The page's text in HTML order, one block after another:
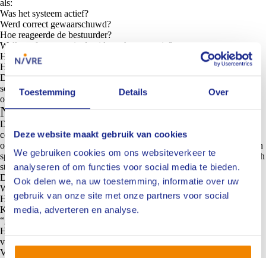
Toestemming Details Over
Deze website maakt gebruik van cookies
We gebruiken cookies om ons websiteverkeer te
analyseren of om functies voor social media te bieden.
Ook delen we, na uw toestemming, informatie over uw
gebruik van onze site met onze partners voor social
media, adverteren en analyse.
als:
Was het systeem actief?
Werd correct gewaarschuwd?
Hoe reageerde de bestuurder?
Welke softwareversie draaide op het voertuig?
Heeft een recente update invloed gehad?
Herkende het systeem de verkeerssituatie correct?
Dat vraagt om een bredere manier van kijken. Niet alleen naar de
schade zelf, maar naar het gedrag van het totale systeem rondom het
ongeval.
Nieuwe afhankelijkheden
Daarmee verandert ook de positie van de schade-expert. Bij
conventionele voertuigen kon een expert grotendeels zelfstandig
onderzoek doen op basis van zichtbare schade, technische inspectie en
sporenanalyse. Bij autonome systemen bevindt cruciale informatie zich
steeds vaker in software en dataomgevingen van fabrikanten.
Dat roept praktische vragen op:
Wie heeft toegang tot de data?
Hoe transparant zijn voertuigsystemen?
Kunnen experts zelfstandig controleren hoe een systeem heeft
“gedacht”?
Hoe onafhankelijk blijft expertise wanneer informatie afhankelijk is
van fabrikanten?
Voor het vakgebied betekent dit dat digitale toegang en technische